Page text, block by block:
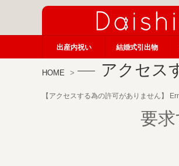
出産内祝い 結婚式引出物
HOME アクセス
【アクセスする為の許可がありません】
要